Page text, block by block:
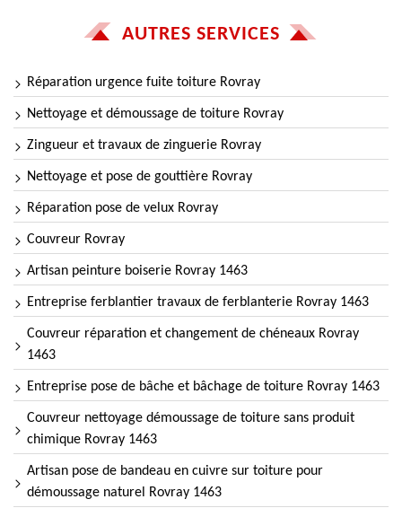
AUTRES SERVICES
Réparation urgence fuite toiture Rovray
Nettoyage et démoussage de toiture Rovray
Zingueur et travaux de zinguerie Rovray
Nettoyage et pose de gouttière Rovray
Réparation pose de velux Rovray
Couvreur Rovray
Artisan peinture boiserie Rovray 1463
Entreprise ferblantier travaux de ferblanterie Rovray 1463
Couvreur réparation et changement de chéneaux Rovray
1463
Entreprise pose de bâche et bâchage de toiture Rovray 1463
Couvreur nettoyage démoussage de toiture sans produit
chimique Rovray 1463
Artisan pose de bandeau en cuivre sur toiture pour
démoussage naturel Rovray 1463